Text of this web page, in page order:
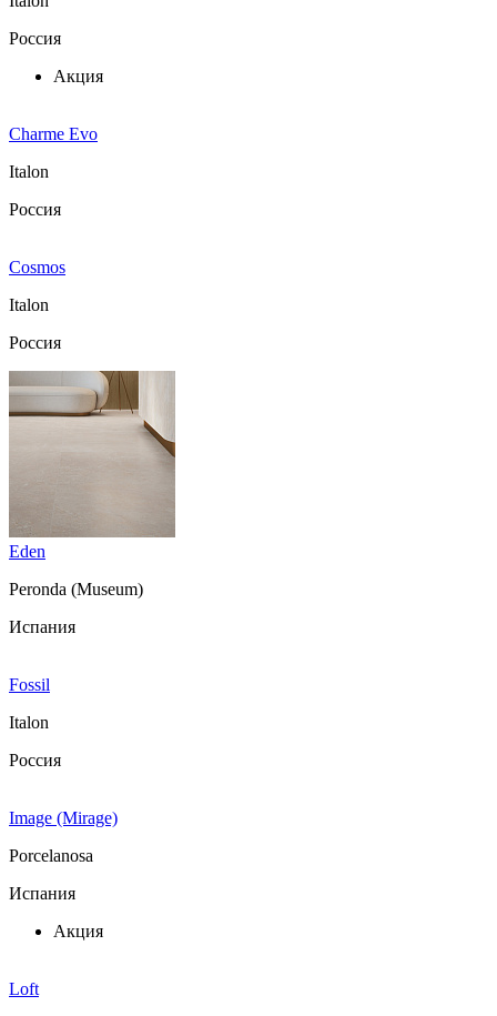
Россия
Акция
Charme Evo
Italon
Россия
Cosmos
Italon
Россия
Eden
Peronda (Museum)
Испания
Fossil
Italon
Россия
Image (Mirage)
Porcelanosa
Испания
Акция
Loft